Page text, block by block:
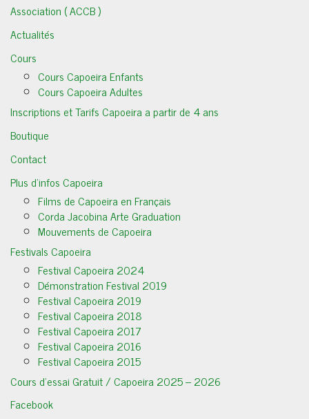
Association ( ACCB )
Actualités
Cours
Cours Capoeira Enfants
Cours Capoeira Adultes
Inscriptions et Tarifs Capoeira a partir de 4 ans
Boutique
Contact
Plus d’infos Capoeira
Films de Capoeira en Français
Corda Jacobina Arte Graduation
Mouvements de Capoeira
Festivals Capoeira
Festival Capoeira 2024
Démonstration Festival 2019
Festival Capoeira 2019
Festival Capoeira 2018
Festival Capoeira 2017
Festival Capoeira 2016
Festival Capoeira 2015
Cours d’essai Gratuit / Capoeira 2025 – 2026
Facebook